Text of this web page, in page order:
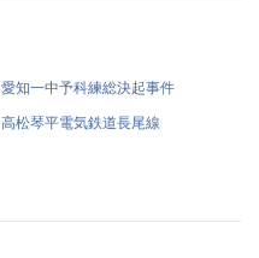
愛知一中予科練総決起事件
高松琴平電気鉄道長尾線